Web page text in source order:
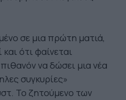
σε μια πρώτη ματιά,
ότι φαίνεται
να δώσει μια νέα
συγκυρίες»
Το ζητούμενο των